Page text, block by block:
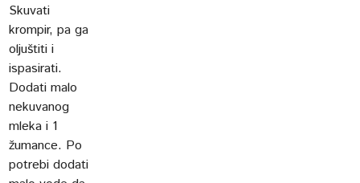
Skuvati
krompir, pa ga
oljuštiti i
ispasirati.
Dodati malo
nekuvanog
mleka i 1
žumance. Po
potrebi dodati